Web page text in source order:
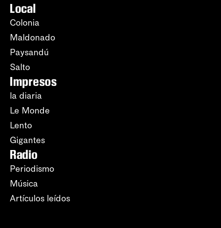
Local
Colonia
Maldonado
Paysandú
Salto
Impresos
la diaria
Le Monde
Lento
Gigantes
Radio
Periodismo
Música
Artículos leídos